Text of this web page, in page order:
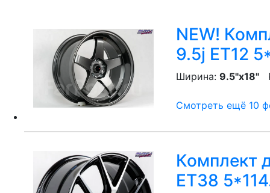
NEW!
9.5j ET12
Ширина: 9.5"x18"
Смотреть ещё 10
Комплект
ET38